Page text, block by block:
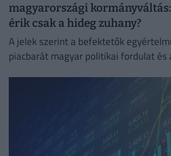
magyarországi
érik csak a hideg zuhany?
A jelek szerint a befektetők
piacbarát magyar politikai fordulat és